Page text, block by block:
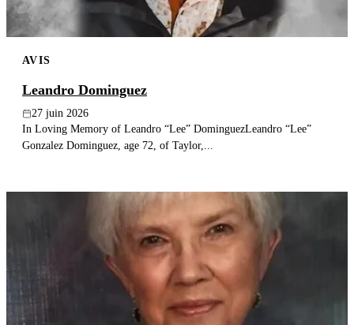
AVIS
Leandro Dominguez
27 juin 2026
In Loving Memory of Leandro “Lee” DominguezLeandro “Lee”
Gonzalez Dominguez, age 72, of Taylor,...